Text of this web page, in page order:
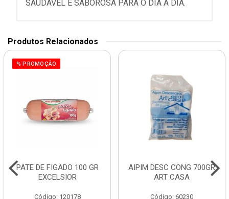
SAUDAVEL E SABOROSA PARA O DIA A DIA.
Produtos Relacionados
% PROMOÇÃO
PATE DE FIGADO 100 GR
EXCELSIOR
Código: 120178
AIPIM DESC CONG 700GR
ART CASA
Código: 60230